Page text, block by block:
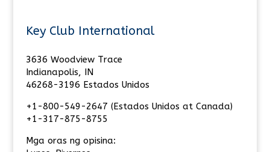
Key Club International
3636 Woodview Trace
Indianapolis, IN
46268-3196 Estados Unidos
+1-800-549-2647 (Estados Unidos at Canada)
+1-317-875-8755
Mga oras ng opisina: